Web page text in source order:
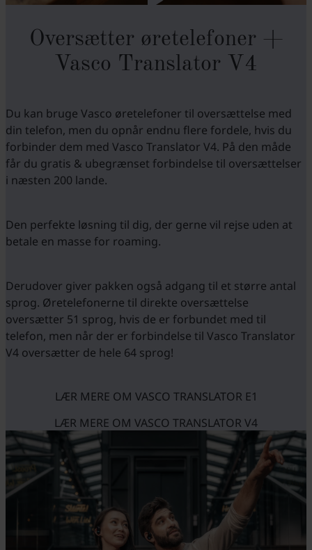
Oversætter øretelefoner +
Vasco Translator V4
Du kan bruge Vasco øretelefoner til oversættelse med
din telefon, men du opnår endnu flere fordele, hvis du
forbinder dem med Vasco Translator V4. På den måde
får du gratis & ubegrænset forbindelse til oversættelser
i næsten 200 lande.
Den perfekte løsning til dig, der gerne vil rejse uden at
betale en masse for roaming.
Derudover giver pakken også adgang til et større antal
sprog. Øretelefonerne til direkte oversættelse
oversætter 51 sprog, hvis de er forbundet med til
telefon, men når der er forbindelse til Vasco Translator
V4 oversætter de hele 64 sprog!
LÆR MERE OM VASCO TRANSLATOR E1
LÆR MERE OM VASCO TRANSLATOR V4